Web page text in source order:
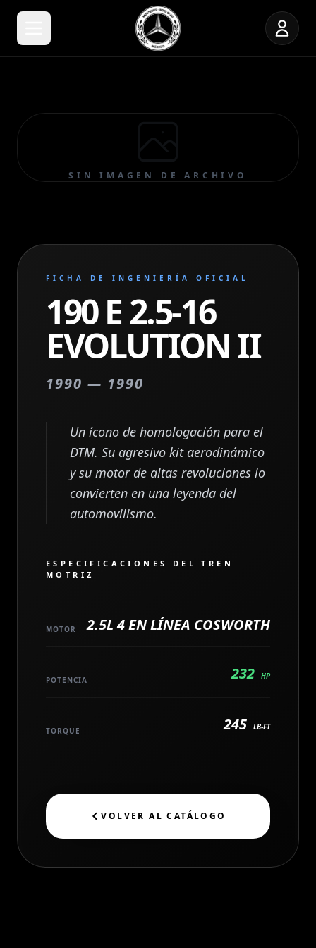
SIN IMAGEN DE ARCHIVO
FICHA DE INGENIERÍA OFICIAL
190 E 2.5-16
EVOLUTION II
1990 — 1990
Un ícono de homologación para el
DTM. Su agresivo kit aerodinámico
y su motor de altas revoluciones lo
convierten en una leyenda del
automovilismo.
ESPECIFICACIONES DEL TREN
MOTRIZ
MOTOR 2.5L 4 EN LÍNEA COSWORTH
POTENCIA 232 HP
TORQUE 245 LB-FT
VOLVER AL CATÁLOGO